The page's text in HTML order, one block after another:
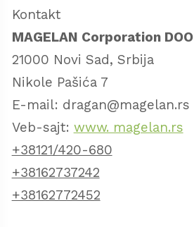
Kontakt
MAGELAN Corporation DOO
21000 Novi Sad, Srbija
Nikole Pašića 7
E-mail: dragan@magelan.rs
Veb-sajt: www. magelan.rs
+38121/420-680
+38162737242
+38162772452